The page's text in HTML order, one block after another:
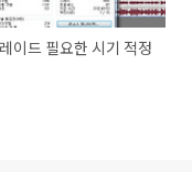
이드 필요한 시기 적정